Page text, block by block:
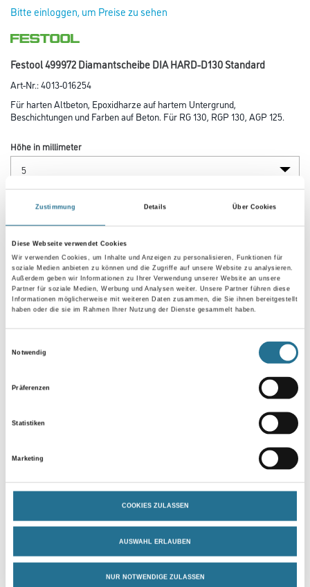
Zustimmung Details Über Cookies
Diese Webseite verwendet Cookies
Wir verwenden Cookies, um Inhalte und Anzeigen zu personalisieren, Funktionen für
soziale Medien anbieten zu können und die Zugriffe auf unsere Website zu analysieren.
Außerdem geben wir Informationen zu Ihrer Verwendung unserer Website an unsere
Partner für soziale Medien, Werbung und Analysen weiter. Unsere Partner führen diese
Informationen möglicherweise mit weiteren Daten zusammen, die Sie ihnen bereitgestellt
haben oder die sie im Rahmen Ihrer Nutzung der Dienste gesammelt haben.
Notwendig
Präferenzen
Statistiken
Marketing
COOKIES ZULASSEN
AUSWAHL ERLAUBEN
NUR NOTWENDIGE ZULASSEN
Bitte einloggen, um Preise zu sehen
Festool 499972 Diamantscheibe DIA HARD-D130 Standard
Art-Nr.:4013-016254
Für harten Altbeton, Epoxidharze auf hartem Untergrund,
Beschichtungen und Farben auf Beton. Für RG 130, RGP 130, AGP 125.
Höhe in millimeter
PRODUKTEIGENSCHAFTEN
- Aktive Oberfläche 2300 mm²
- Innen-Ø 25/22.2 mm